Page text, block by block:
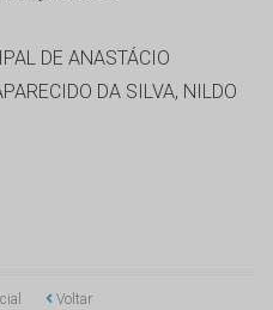
DE ANASTÁCIO
DA SILVA, NILDO
Voltar